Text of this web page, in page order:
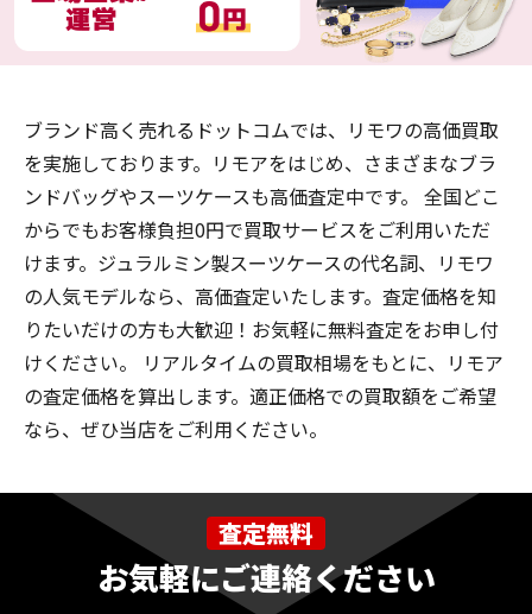
ブランド高く売れるドットコムでは、リモワの高価買取
を実施しております。リモアをはじめ、さまざまなブラ
ンドバッグやスーツケースも高価査定中です。 全国どこ
からでもお客様負担0円で買取サービスをご利用いただ
けます。ジュラルミン製スーツケースの代名詞、リモワ
の人気モデルなら、高価査定いたします。査定価格を知
りたいだけの方も大歓迎！お気軽に無料査定をお申し付
けください。 リアルタイムの買取相場をもとに、リモア
の査定価格を算出します。適正価格での買取額をご希望
なら、ぜひ当店をご利用ください。
査定無料
お気軽にご連絡ください